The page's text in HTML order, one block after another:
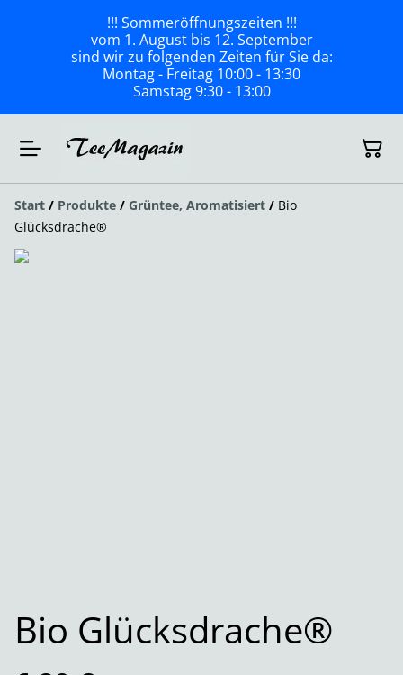
!!! Sommeröffnungszeiten !!!
vom 1. August bis 12. September
sind wir zu folgenden Zeiten für Sie da:
Montag - Freitag 10:00 - 13:30
Samstag 9:30 - 13:00
Start / Produkte / Grüntee, Aromatisiert / Bio
Glücksdrache®
Bio Glücksdrache®